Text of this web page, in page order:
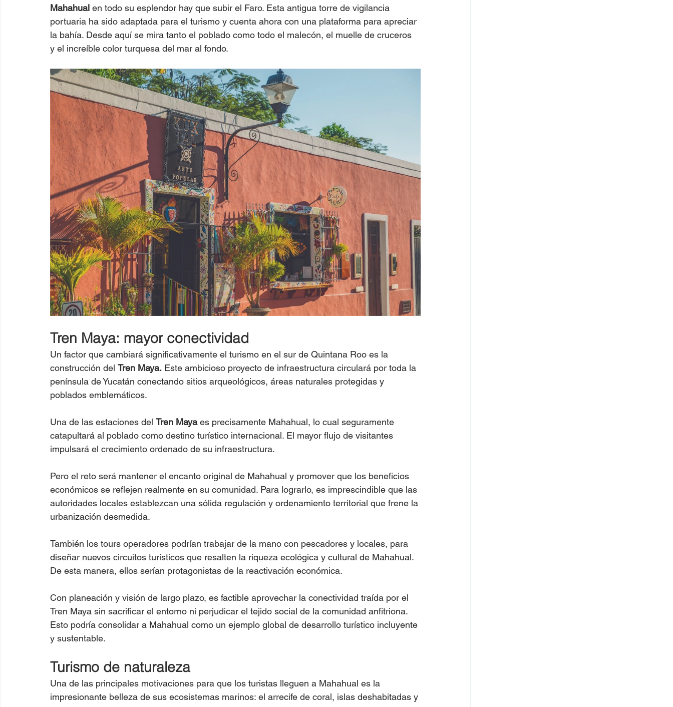
Mahahual en todo su esplendor hay que subir el Faro. Esta antigua torre de vigilancia
portuaria ha sido adaptada para el turismo y cuenta ahora con una plataforma para apreciar
la bahía. Desde aquí se mira tanto el poblado como todo el malecón, el muelle de cruceros
y el increíble color turquesa del mar al fondo.
Tren Maya: mayor conectividad
Un factor que cambiará significativamente el turismo en el sur de Quintana Roo es la
construcción del Tren Maya. Este ambicioso proyecto de infraestructura circulará por toda la
península de Yucatán conectando sitios arqueológicos, áreas naturales protegidas y
poblados emblemáticos.
Una de las estaciones del Tren Maya es precisamente Mahahual, lo cual seguramente
catapultará al poblado como destino turístico internacional. El mayor flujo de visitantes
impulsará el crecimiento ordenado de su infraestructura.
Pero el reto será mantener el encanto original de Mahahual y promover que los beneficios
económicos se reflejen realmente en su comunidad. Para lograrlo, es imprescindible que las
autoridades locales establezcan una sólida regulación y ordenamiento territorial que frene la
urbanización desmedida.
También los tours operadores podrían trabajar de la mano con pescadores y locales, para
diseñar nuevos circuitos turísticos que resalten la riqueza ecológica y cultural de Mahahual.
De esta manera, ellos serían protagonistas de la reactivación económica.
Con planeación y visión de largo plazo, es factible aprovechar la conectividad traída por el
Tren Maya sin sacrificar el entorno ni perjudicar el tejido social de la comunidad anfitriona.
Esto podría consolidar a Mahahual como un ejemplo global de desarrollo turístico incluyente
y sustentable.
Turismo de naturaleza
Una de las principales motivaciones para que los turistas lleguen a Mahahual es la
impresionante belleza de sus ecosistemas marinos: el arrecife de coral, islas deshabitadas y